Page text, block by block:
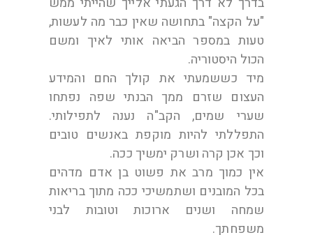
"על הקצה" בתחושה שאין כבר מה לעשות,
טעות במספר הביאה אותי לאיך ומשם
הכול היסטוריה.
מיד כששמעתי את קולך החם והמידע
העצום שזרם ממך הבנתי שפה נפתחו
שערי שמים, הקב"ה נענה לתפילותי.
התפללתי להיות מוקפת באנשים טובים
וכך אכן קרה ושרק ימשיך ככה.
אין כמוך מרב את פשוט בן אדם מדהים
בכל המובנים ושתמשיכי ככה מתוך בריאות
שמחה ושנים ארוכות וטובות לבני
משפחתך.